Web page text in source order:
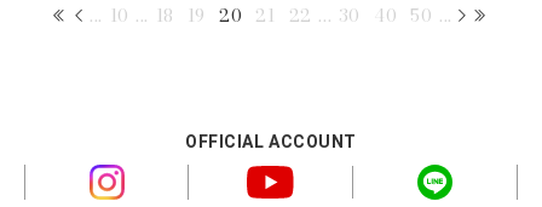
... 10 ... 18 19 20 21 22 ... 30 40 50 ...
OFFICIAL ACCOUNT